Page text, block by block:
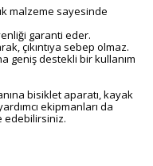
malzeme sayesinde
garanti eder.
çıkıntıya sebep olmaz.
geniş destekli bir kullanım
bisiklet aparatı, kayak
ekipmanları da
edebilirsiniz.